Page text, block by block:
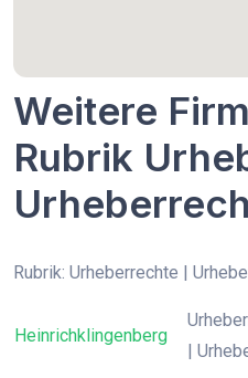
Weitere
Rubrik
Rubrik: Urheberrechte |
Heinrichklingenberg
|